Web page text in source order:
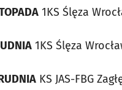
1KS Ślęza
1KS Ślęza
KS JAS-FBG